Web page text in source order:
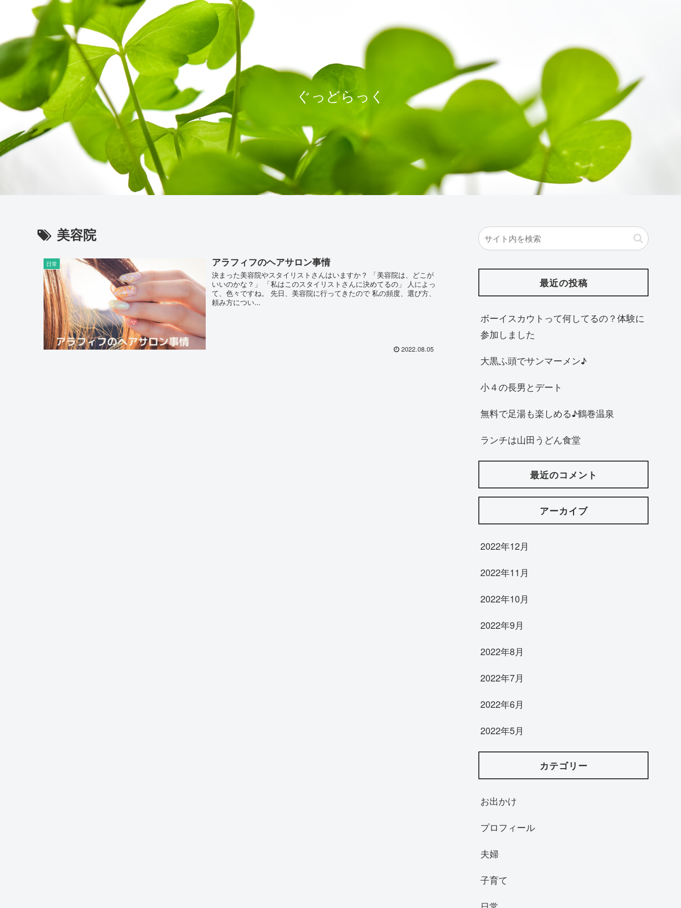
ぐっどらっく
美容院
日常 アラフィフのヘアサロン事情
決まった美容院やスタイリストさんはいますか？ 「美容院は、どこが
いいのかな？」 「私はこのスタイリストさんに決めてるの」 人によっ
て、色々ですね。 先日、美容院に行ってきたので 私の頻度、選び方、
頼み方につい...
2022.08.05
最近の投稿
ボーイスカウトって何してるの？体験に
参加しました
大黒ふ頭でサンマーメン♪
小４の長男とデート
無料で足湯も楽しめる♪鶴巻温泉
ランチは山田うどん食堂
最近のコメント
アーカイブ
2022年12月
2022年11月
2022年10月
2022年9月
2022年8月
2022年7月
2022年6月
2022年5月
カテゴリー
お出かけ
プロフィール
夫婦
子育て